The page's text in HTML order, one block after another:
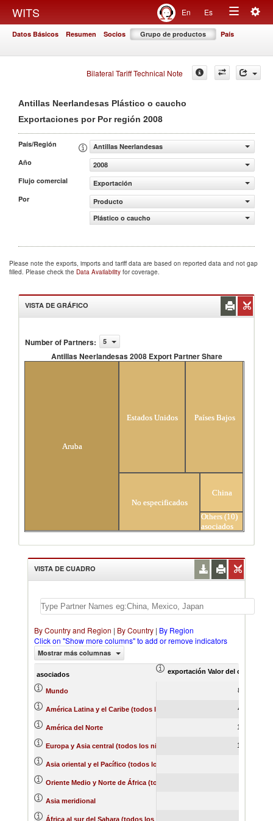
WITS En Es
Toggle
Datos Básicos Resumen Socios Grupo de productos País
Bilateral Tariff Technical Note
Antillas Neerlandesas Plástico o caucho
Exportaciones por Por región 2008
País/Región
Antillas Neerlandesas
Año
2008
Flujo comercial
Exportación
Por
Producto
Plástico o caucho
Please note the exports, imports and tariff data are based on reported data and not gap
filled. Please check the Data Availability for coverage.
VISTA DE GRÁFICO
Number of Partners: 5
Antillas Neerlandesas 2008 Export Partner Share
Aruba
Estados Unidos Países Bajos
No especificados
China
Others (10)
asociados
VISTA DE CUADRO
By Country and Region | By Country | By Region
Click on "Show more columns" to add or remove indicators
Mostrar más columnas
asociados exportación Valor del comercio
Mundo 884.11
América Latina y el Caribe (todos los niveles de ingreso) 400.11
América del Norte 176.61
Europa y Asia central (todos los niveles de ingreso) 154.74
Asia oriental y el Pacífico (todos los niveles de ingreso)
Oriente Medio y Norte de África (todos los niveles de ingreso)
Asia meridional
África al sur del Sahara (todos los niveles de ingreso)